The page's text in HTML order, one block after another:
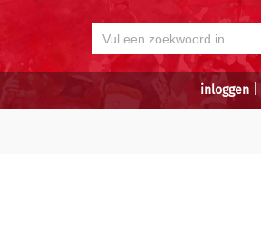
inloggen